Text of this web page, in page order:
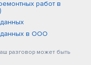
работ в
данных в ООО
разговор может быть